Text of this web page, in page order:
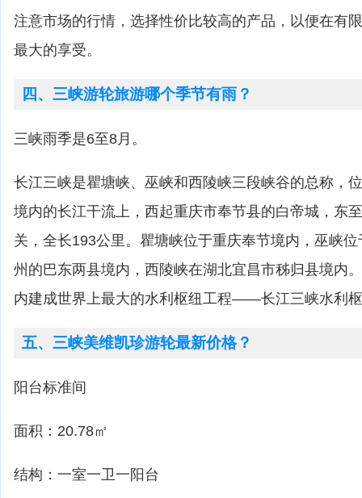
注意市场的行情，选择性价比较高的产品，以便在有
最大的享受。
四、三峡游轮旅游哪个季节有雨？
三峡雨季是6至8月。
长江三峡是瞿塘峡、巫峡和西陵峡三段峡谷的总称，
境内的长江干流上，西起重庆市奉节县的白帝城，东
关，全长193公里。瞿塘峡位于重庆奉节境内，巫峡
州的巴东两县境内，西陵峡在湖北宜昌市秭归县境内
内建成世界上最大的水利枢纽工程——长江三峡水利
五、三峡美维凯珍游轮最新价格？
阳台标准间
面积：20.78㎡
结构：一室一卫一阳台